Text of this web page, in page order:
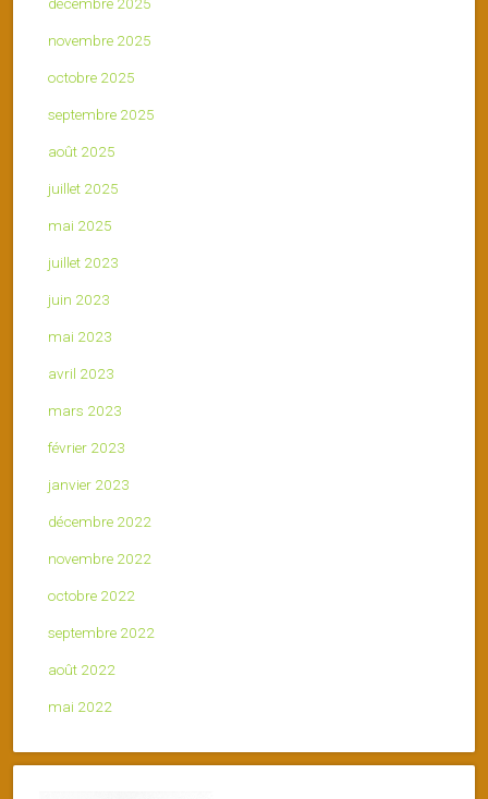
décembre 2025
novembre 2025
octobre 2025
septembre 2025
août 2025
juillet 2025
mai 2025
juillet 2023
juin 2023
mai 2023
avril 2023
mars 2023
février 2023
janvier 2023
décembre 2022
novembre 2022
octobre 2022
septembre 2022
août 2022
mai 2022